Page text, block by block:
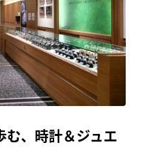
む、時計＆ジュエ